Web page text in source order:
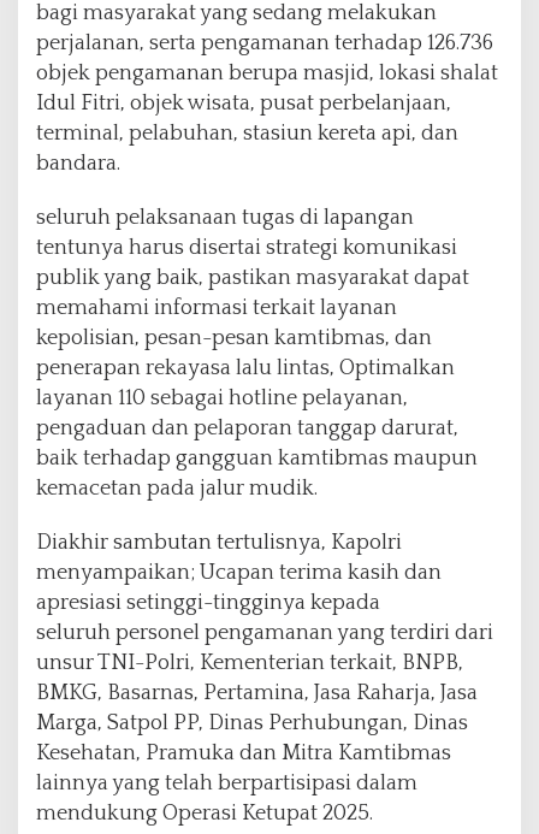
bagi masyarakat yang sedang melakukan
perjalanan, serta pengamanan terhadap 126.736
objek pengamanan berupa masjid, lokasi shalat
Idul Fitri, objek wisata, pusat perbelanjaan,
terminal, pelabuhan, stasiun kereta api, dan
bandara.
seluruh pelaksanaan tugas di lapangan
tentunya harus disertai strategi komunikasi
publik yang baik, pastikan masyarakat dapat
memahami informasi terkait layanan
kepolisian, pesan-pesan kamtibmas, dan
penerapan rekayasa lalu lintas, Optimalkan
layanan 110 sebagai hotline pelayanan,
pengaduan dan pelaporan tanggap darurat,
baik terhadap gangguan kamtibmas maupun
kemacetan pada jalur mudik.
Diakhir sambutan tertulisnya, Kapolri
menyampaikan; Ucapan terima kasih dan
apresiasi setinggi-tingginya kepada
seluruh personel pengamanan yang terdiri dari
unsur TNI-Polri, Kementerian terkait, BNPB,
BMKG, Basarnas, Pertamina, Jasa Raharja, Jasa
Marga, Satpol PP, Dinas Perhubungan, Dinas
Kesehatan, Pramuka dan Mitra Kamtibmas
lainnya yang telah berpartisipasi dalam
mendukung Operasi Ketupat 2025.